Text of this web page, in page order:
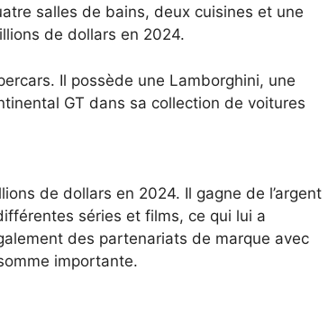
salles de bains, deux cuisines et une
de dollars en 2024.
Il possède une Lamborghini, une
GT dans sa collection de voitures
de dollars en 2024. Il gagne de l’argent
séries et films, ce qui lui a
des partenariats de marque avec
importante.